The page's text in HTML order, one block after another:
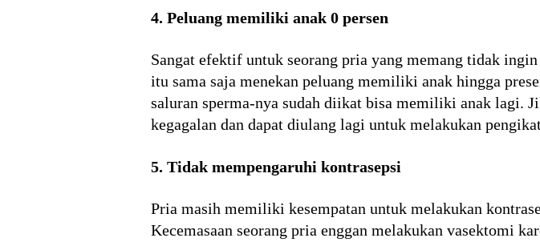
4. Peluang memiliki anak 0 persen
Sangat efektif untuk seorang pria yang memang tidak
itu sama saja menekan peluang memiliki anak hingga
saluran sperma-nya sudah diikat bisa memiliki anak lagi.
kegagalan dan dapat diulang lagi untuk melakukan
5. Tidak mempengaruhi kontrasepsi
Pria masih memiliki kesempatan untuk melakukan
Kecemasaan seorang pria enggan melakukan vasektomi